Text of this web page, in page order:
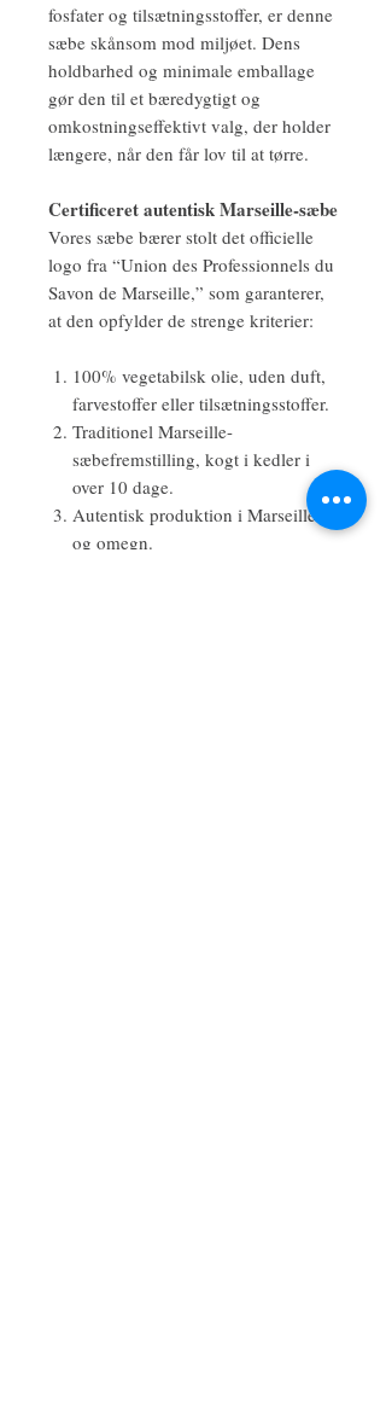
fosfater og tilsætningsstoffer, er denne
sæbe skånsom mod miljøet. Dens
holdbarhed og minimale emballage
gør den til et bæredygtigt og
omkostningseffektivt valg, der holder
længere, når den får lov til at tørre.
Certificeret autentisk Marseille-sæbe
Vores sæbe bærer stolt det officielle
logo fra “Union des Professionnels du
Savon de Marseille,” som garanterer,
at den opfylder de strenge kriterier:
100% vegetabilsk olie, uden duft,
farvestoffer eller tilsætningsstoffer.
Traditionel Marseille-
sæbefremstilling, kogt i kedler i
over 10 dage.
Autentisk produktion i Marseille
og omegn.